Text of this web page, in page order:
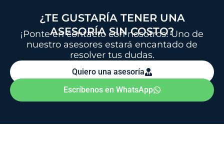
¿TE GUSTARÍA TENER UNA
ASESORÍA SIN COSTO?
¡Ponte en contacto con nosotros! Uno de
nuestro asesores estará encantado de
resolver tus dudas.
Quiero una asesoría
Escríbenos en WhatsApp